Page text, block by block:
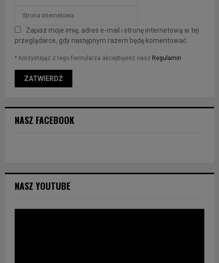
Zapisz moje imię, adres e-mail i stronę internetową w tej
przeglądarce, gdy następnym razem będę komentować.
* Korzystając z tego formularza akceptujesz nasz Regulamin
NASZ FACEBOOK
NASZ YOUTUBE